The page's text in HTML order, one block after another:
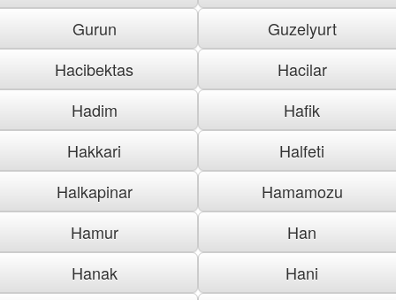
Gurun
Guzelyurt
Hacibektas
Hacilar
Hadim
Hafik
Hakkari
Halfeti
Halkapinar
Hamamozu
Hamur
Han
Hanak
Hani